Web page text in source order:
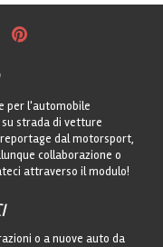
per l'automobile
strada di vetture
dal motorsport,
collaborazione o
attraverso il modulo!
o a nuove auto da